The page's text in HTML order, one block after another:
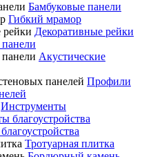
Бамбуковые панели
Гибкий мрамор
Декоративные рейки
Акустические
Профили
Инструменты
Тротуарная плитка